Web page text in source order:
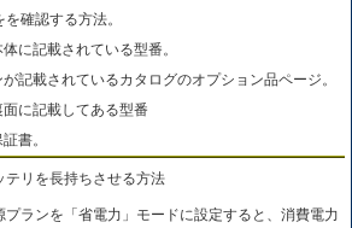
確認する方法。
に記載されている型番。
記載されているカタログのオプション品ページ。
に記載してある型番
書。
テリを長持ちさせる方法
プランを「省電力」モードに設定すると、消費電力